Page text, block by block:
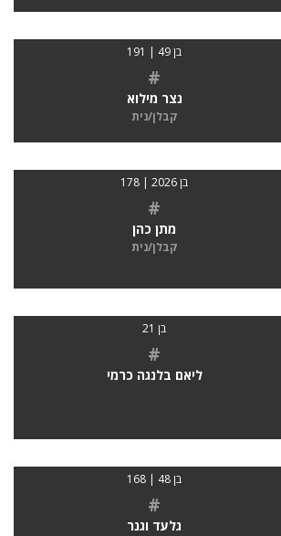
בן 49 | 191
#
נצר מילוא
קבלן/נית
בן 2026 | 178
#
מתן כהן
קבלן/נית
בן 21
#
ליאם בלנגה כרמי
בן 48 | 168
#
גלעד וגנר